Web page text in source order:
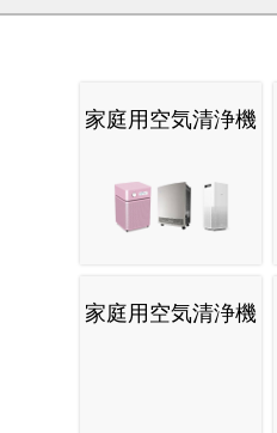
家庭用空気清浄機
家庭用空気清浄機